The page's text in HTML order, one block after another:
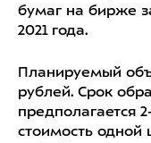
бумаг на бирже
2021 года.
Планируемый
рублей. Срок
предполагается
стоимость одной